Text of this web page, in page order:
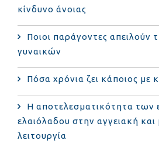
κίνδυνο άνοιας
Ποιοι παράγοντες απειλούν
γυναικών
Πόσα χρόνια ζει κάποιος με
Η αποτελεσματικότητα των
ελαιόλαδου στην αγγειακή
λειτουργία